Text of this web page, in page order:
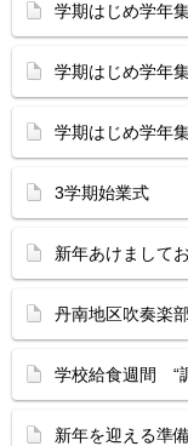
学期はじめ学年
学期はじめ学年
学期はじめ学年
3学期始業式
新年あけまして
丹南地区吹奏楽
学校給食週間 “
新年を迎える準